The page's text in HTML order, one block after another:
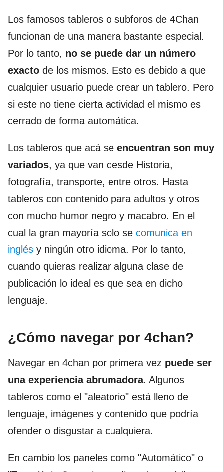
Los famosos tableros o subforos de 4Chan
funcionan de una manera bastante especial.
Por lo tanto, no se puede dar un número
exacto de los mismos. Esto es debido a que
cualquier usuario puede crear un tablero. Pero
si este no tiene cierta actividad el mismo es
cerrado de forma automática.
Los tableros que acá se encuentran son muy
variados, ya que van desde Historia,
fotografía, transporte, entre otros. Hasta
tableros con contenido para adultos y otros
con mucho humor negro y macabro. En el
cual la gran mayoría solo se comunica en
inglés y ningún otro idioma. Por lo tanto,
cuando quieras realizar alguna clase de
publicación lo ideal es que sea en dicho
lenguaje.
¿Cómo navegar por 4chan?
Navegar en 4chan por primera vez puede ser
una experiencia abrumadora. Algunos
tableros como el "aleatorio" está lleno de
lenguaje, imágenes y contenido que podría
ofender o disgustar a cualquiera.
En cambio los paneles como "Automático" o